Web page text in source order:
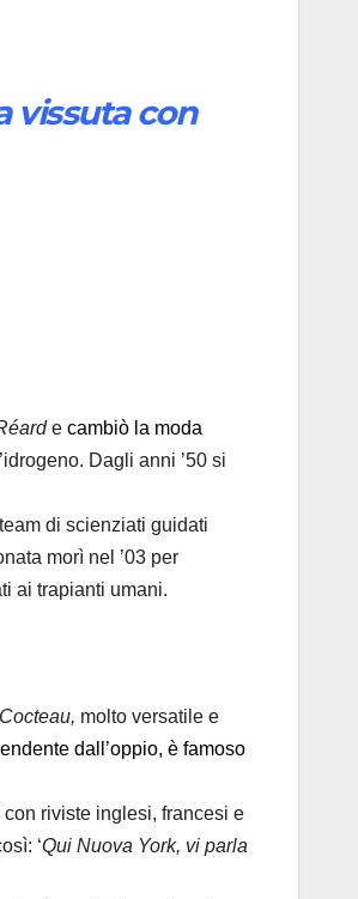
vissuta con
e cambiò la moda
Dagli anni ’50 si
di scienziati guidati
morì nel ’03 per
ai trapianti umani.
molto versatile e
dall’oppio, è famoso
riviste inglesi, francesi e
‘Qui Nuova York, vi parla